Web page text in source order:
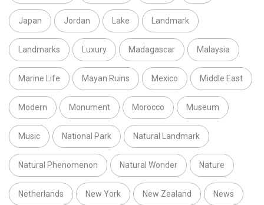
Japan Jordan Lake Landmark
Landmarks Luxury Madagascar Malaysia
Marine Life Mayan Ruins Mexico Middle East
Modern Monument Morocco Museum
Music National Park Natural Landmark
Natural Phenomenon Natural Wonder Nature
Netherlands New York New Zealand News